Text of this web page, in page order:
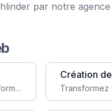
par notre
Augmentez votre visibilité et crédibilité en ligne avec un site web performant, conçu pour attirer plus de clients.
Création